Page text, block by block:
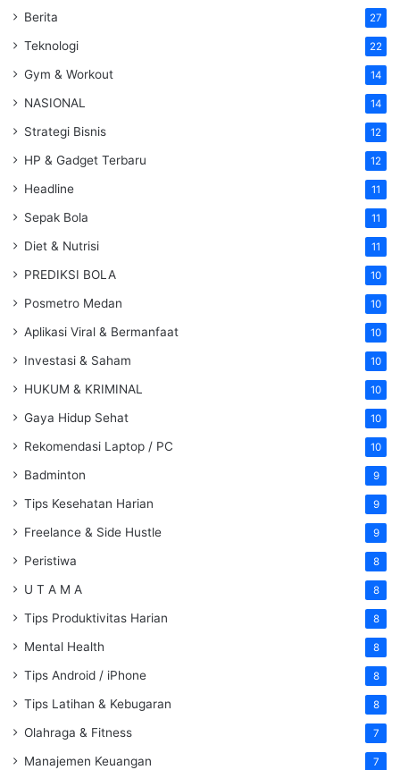
Berita 27
Teknologi 22
Gym & Workout 14
NASIONAL 14
Strategi Bisnis 12
HP & Gadget Terbaru 12
Headline 11
Sepak Bola 11
Diet & Nutrisi 11
PREDIKSI BOLA 10
Posmetro Medan 10
Aplikasi Viral & Bermanfaat 10
Investasi & Saham 10
HUKUM & KRIMINAL 10
Gaya Hidup Sehat 10
Rekomendasi Laptop / PC 10
Badminton 9
Tips Kesehatan Harian 9
Freelance & Side Hustle 9
Peristiwa 8
U T A M A 8
Tips Produktivitas Harian 8
Mental Health 8
Tips Android / iPhone 8
Tips Latihan & Kebugaran 8
Olahraga & Fitness 7
Manajemen Keuangan 7